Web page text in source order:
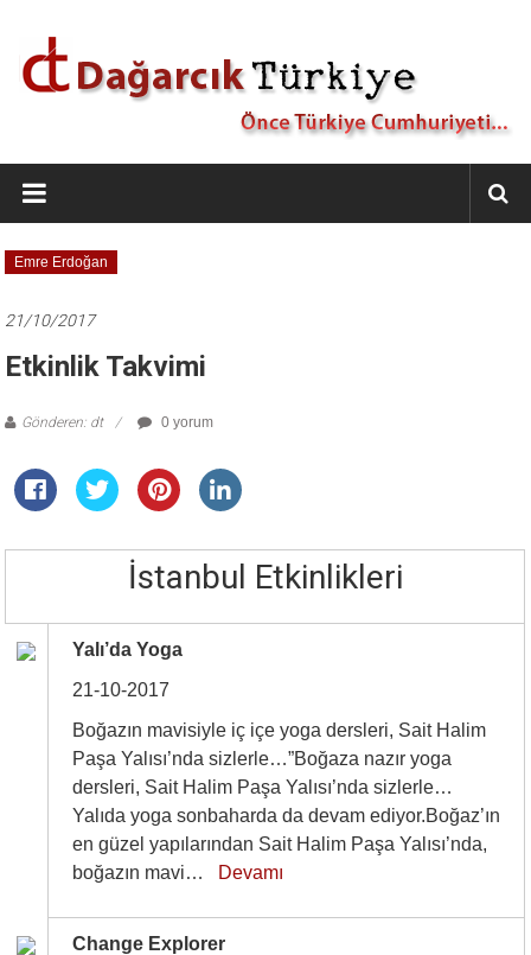
Dağarcık
Türkiye
Önce
Türkiye
Emre Erdoğan
21/10/2017
Etkinlik Takvimi
Gönderen: dt 0 yorum
İstanbul Etkinlikleri
Yalı’da Yoga
21-10-2017
Boğazın mavisiyle iç içe yoga dersleri, Sait Halim
Paşa Yalısı’nda sizlerle…”Boğaza nazır yoga
dersleri, Sait Halim Paşa Yalısı’nda sizlerle…
Yalıda yoga sonbaharda da devam ediyor.Boğaz’ın
en güzel yapılarından Sait Halim Paşa Yalısı’nda,
boğazın mavi… Devamı
Change Explorer